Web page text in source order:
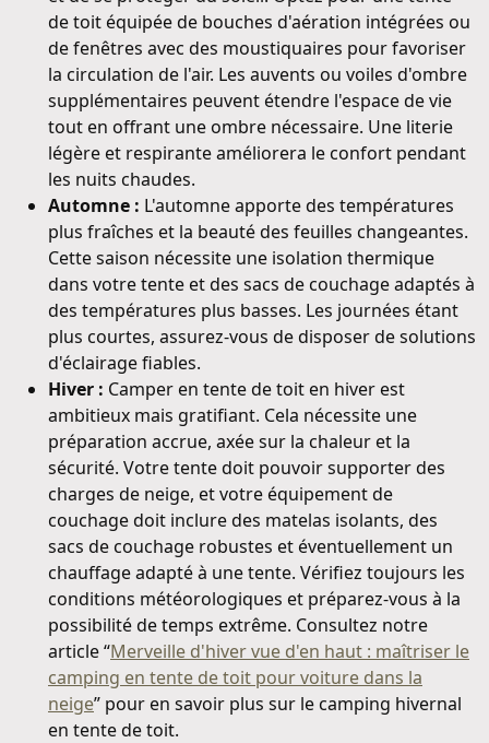
de toit équipée de bouches d'aération intégrées ou
de fenêtres avec des moustiquaires pour favoriser
la circulation de l'air. Les auvents ou voiles d'ombre
supplémentaires peuvent étendre l'espace de vie
tout en offrant une ombre nécessaire. Une literie
légère et respirante améliorera le confort pendant
les nuits chaudes.
Automne : L'automne apporte des températures
plus fraîches et la beauté des feuilles changeantes.
Cette saison nécessite une isolation thermique
dans votre tente et des sacs de couchage adaptés à
des températures plus basses. Les journées étant
plus courtes, assurez-vous de disposer de solutions
d'éclairage fiables.
Hiver : Camper en tente de toit en hiver est
ambitieux mais gratifiant. Cela nécessite une
préparation accrue, axée sur la chaleur et la
sécurité. Votre tente doit pouvoir supporter des
charges de neige, et votre équipement de
couchage doit inclure des matelas isolants, des
sacs de couchage robustes et éventuellement un
chauffage adapté à une tente. Vérifiez toujours les
conditions météorologiques et préparez-vous à la
possibilité de temps extrême. Consultez notre
article “Merveille d'hiver vue d'en haut : maîtriser le
camping en tente de toit pour voiture dans la
neige” pour en savoir plus sur le camping hivernal
en tente de toit.